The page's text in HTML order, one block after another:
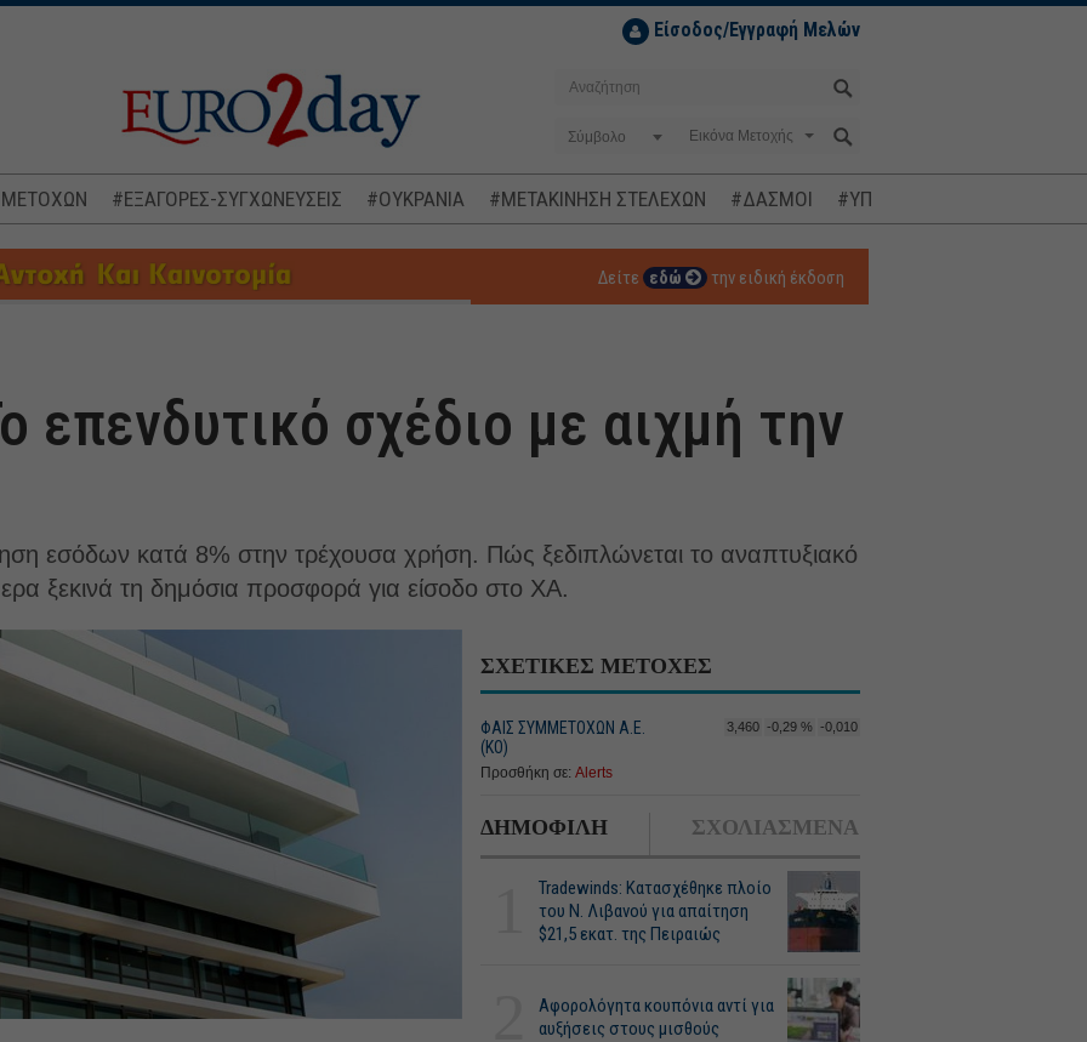
Είσοδος/Εγγραφή Μελών
Σύμβολο
ΜΕΤΟΧΩΝ #ΕΞΑΓΟΡΕΣ-ΣΥΓΧΩΝΕΥΣΕΙΣ #ΟΥΚΡΑΝΙΑ #ΜΕΤΑΚΙΝΗΣΗ ΣΤΕΛΕΧΩΝ #ΔΑΣΜΟΙ #ΥΠΟΚΛΟΠΕΣ
Δείτε εδώ την ειδική έκδοση
επενδυτικό σχέδιο με αιχμή την
εσόδων κατά 8% στην τρέχουσα χρήση. Πώς ξεδιπλώνεται το αναπτυξιακό
ξεκινά τη δημόσια προσφορά για είσοδο στο ΧΑ.
ΣΧΕΤΙΚΕΣ ΜΕΤΟΧΕΣ
ΦΑΙΣ ΣΥΜΜΕΤΟΧΩΝ Α.Ε.
(ΚΟ)
3,460 -0,29 % -0,010
Προσθήκη σε: Alerts
ΔΗΜΟΦΙΛΗ ΣΧΟΛΙΑΣΜΕΝΑ
Tradewinds: Κατασχέθηκε πλοίο
του Ν. Λιβανού για απαίτηση
$21,5 εκατ. της Πειραιώς
Αφορολόγητα κουπόνια αντί για
αυξήσεις στους μισθούς